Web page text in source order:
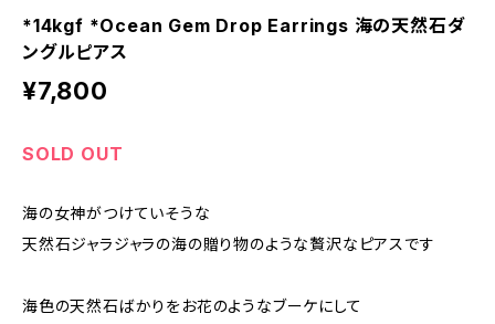
*14kgf *Ocean Gem Drop Earrings 海の天然石ダ
ングルピアス
¥7,800
SOLD OUT
海の女神がつけていそうな
天然石ジャラジャラの海の贈り物のような贅沢なピアスです
海色の天然石ばかりをお花のようなブーケにして